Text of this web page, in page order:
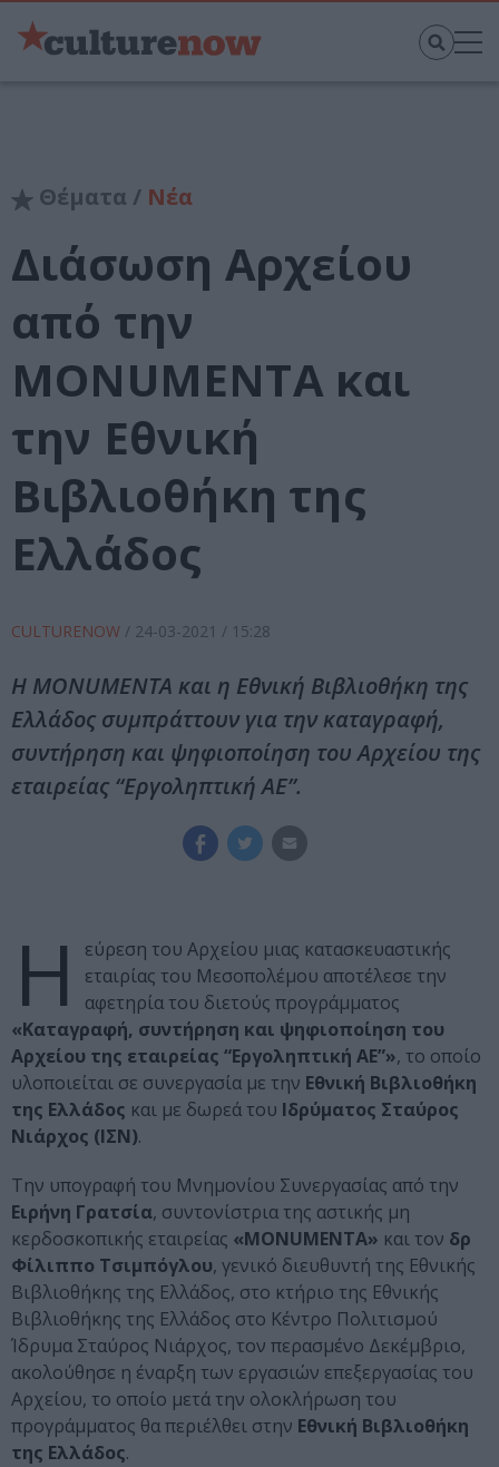
Θέματα / Νέα
Διάσωση Αρχείου
από την
MONUMENTA και
την Εθνική
Βιβλιοθήκη της
Ελλάδος
CULTURENOW / 24-03-2021 / 15:28
Η MONUMENTA και η Εθνική Βιβλιοθήκη της
Ελλάδος συμπράττουν για την καταγραφή,
συντήρηση και ψηφιοποίηση του Αρχείου της
εταιρείας “Εργοληπτική ΑΕ”.
Η
εύρεση του Αρχείου μιας κατασκευαστικής
εταιρίας του Μεσοπολέμου αποτέλεσε την
αφετηρία του διετούς προγράμματος
«Καταγραφή, συντήρηση και ψηφιοποίηση του
Αρχείου της εταιρείας “Εργοληπτική ΑΕ”», το οποίο
υλοποιείται σε συνεργασία με την Εθνική Βιβλιοθήκη
της Ελλάδος και με δωρεά του Ιδρύματος Σταύρος
Νιάρχος (ΙΣΝ).
Την υπογραφή του Μνημονίου Συνεργασίας από την
Ειρήνη Γρατσία, συντονίστρια της αστικής μη
κερδοσκοπικής εταιρείας «MONUMENTA» και τον δρ
Φίλιππο Τσιμπόγλου, γενικό διευθυντή της Εθνικής
Βιβλιοθήκης της Ελλάδος, στο κτήριο της Εθνικής
Βιβλιοθήκης της Ελλάδος στο Κέντρο Πολιτισμού
Ίδρυμα Σταύρος Νιάρχος, τον περασμένο Δεκέμβριο,
ακολούθησε η έναρξη των εργασιών επεξεργασίας του
Αρχείου, το οποίο μετά την ολοκλήρωση του
προγράμματος θα περιέλθει στην Εθνική Βιβλιοθήκη
της Ελλάδος.